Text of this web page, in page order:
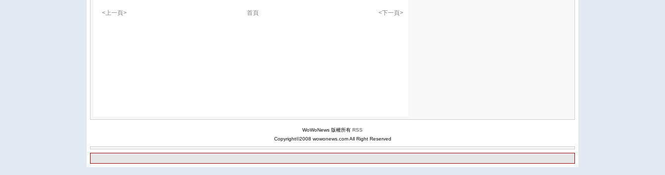
<上一頁> <下一頁>
首頁
WoWoNews 版權所有 RSS
Copyright©2008 wowonews.com All Right Reserved